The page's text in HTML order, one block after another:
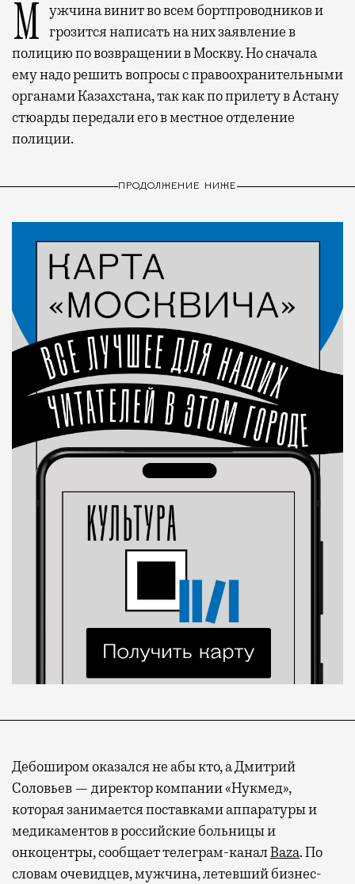
Мужчина винит во всем бортпроводников и грозится написать на них заявление в
полицию по возвращении в Москву. Но сначала
ему надо решить вопросы с правоохранительными
органами Казахстана, так как по прилету в Астану
стюарды передали его в местное отделение
полиции.
ПРОДОЛЖЕНИЕ НИЖЕ
Дебоширом оказался не абы кто, а Дмитрий
Соловьев — директор компании «Нукмед»,
которая занимается поставками аппаратуры и
медикаментов в российские больницы и
онкоцентры, сообщает телеграм-каналBaza. По
словам очевидцев, мужчина, летевший бизнес-